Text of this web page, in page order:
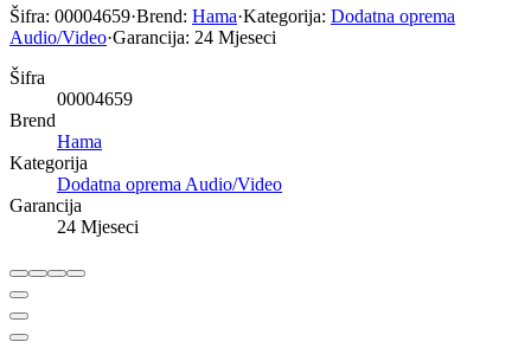
Šifra: 00004659·Brend: Hama·Kategorija: Dodatna oprema
Audio/Video·Garancija: 24 Mjeseci
Šifra
00004659
Brend
Hama
Kategorija
Dodatna oprema Audio/Video
Garancija
24 Mjeseci